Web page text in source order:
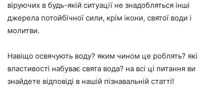
віруючих в будь-якій ситуації не знадобляться інші
джерела потойбічної сили, крім ікони, святої води і
молитви.
Навіщо освячують воду? яким чином це роблять? які
властивості набуває свята вода? на всі ці питання ви
знайдете відповіді в нашій пізнавальній статті!